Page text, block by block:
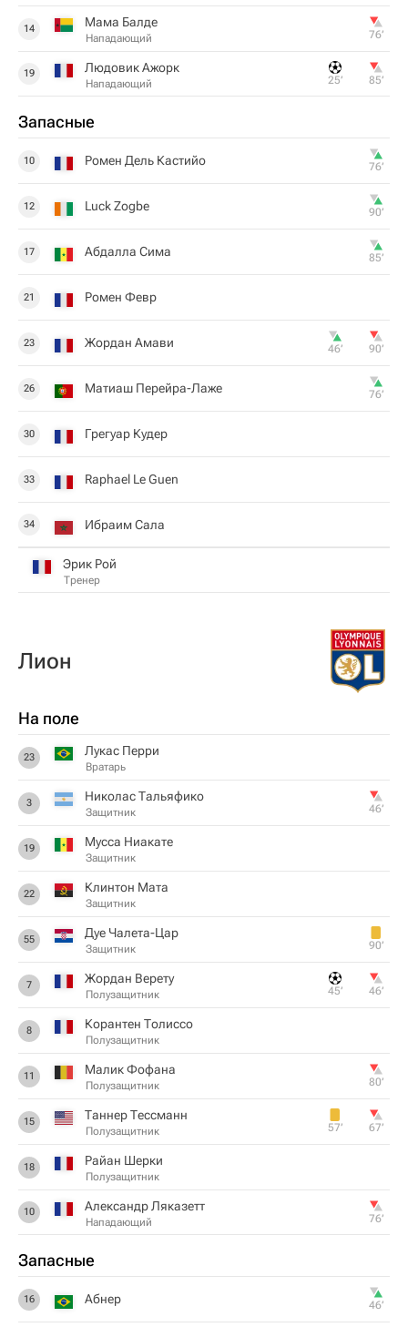
14 Мама Балде
Нападающий 76‎’‎
19 Людовик Ажорк
Нападающий 25‎’‎ 85‎’‎
Запасные
10 Ромен Дель Кастийо 76‎’‎
12 Luck Zogbe 90‎’‎
17 Абдалла Сима 85‎’‎
21 Ромен Февр
23 Жордан Амави 46‎’‎ 90‎’‎
26 Матиаш Перейра-Лаже 76‎’‎
30 Грегуар Кудер
33 Raphael Le Guen
34 Ибраим Сала
Эрик Рой
Тренер
Лион
На поле
23 Лукас Перри
Вратарь
3 Николас Тальяфико
Защитник 46‎’‎
19 Мусса Ниакате
Защитник
22 Клинтон Мата
Защитник
55 Дуе Чалета-Цар
Защитник 90‎’‎
7 Жордан Верету
Полузащитник 45‎’‎ 46‎’‎
8 Корантен Толиссо
Полузащитник
11 Малик Фофана
Полузащитник 80‎’‎
15 Таннер Тессманн
Полузащитник 57‎’‎ 67‎’‎
18 Райан Шерки
Полузащитник
10 Александр Ляказетт
Нападающий 76‎’‎
Запасные
16 Абнер 46‎’‎